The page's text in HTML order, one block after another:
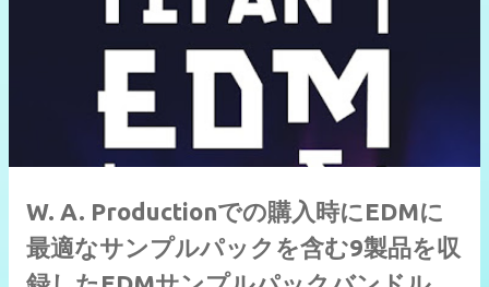
W. A. Productionでの購入時にEDMに
最適なサンプルパックを含む9製品を収